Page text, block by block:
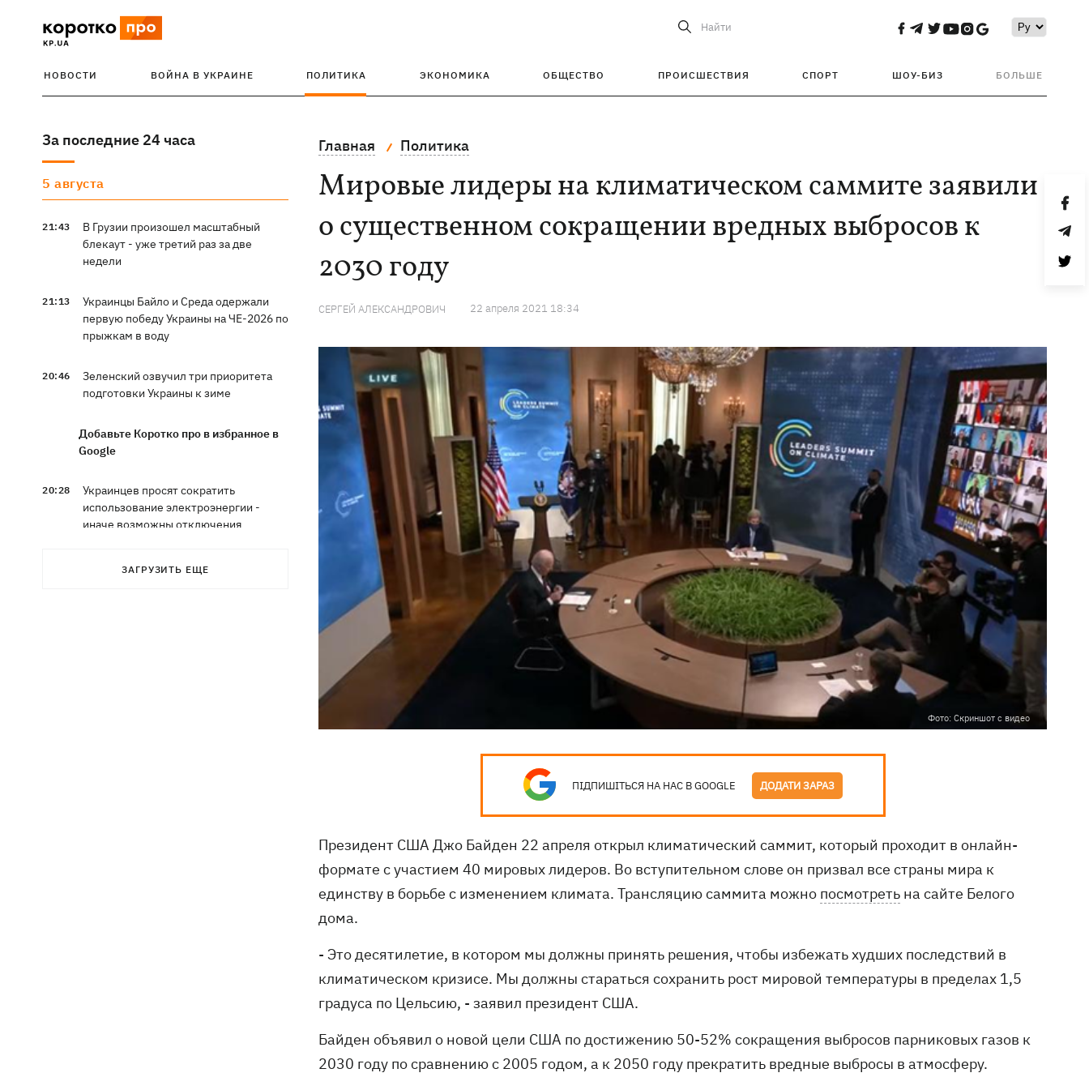
Найти
НОВОСТИ ВОЙНА В УКРАИНЕ ПОЛИТИКА ЭКОНОМИКА ОБЩЕСТВО ПРОИСШЕСТВИЯ СПОРТ ШОУ-БИЗ БОЛЬШЕ
За последние 24 часа
5 августа
21:43
В Грузии произошел масштабный
блекаут - уже третий раз за две
недели
21:13
Украинцы Байло и Среда одержали
первую победу Украины на ЧЕ-2026 по
прыжкам в воду
20:46
Зеленский озвучил три приоритета
подготовки Украины к зиме
Добавьте Коротко про в избранное в
Google
20:28
Украинцев просят сократить
использование электроэнергии -
иначе возможны отключения
Тайский футболист погиб от удара
ЗАГРУЗИТЬ ЕЩЕ
Главная Политика
Мировые лидеры на климатическом саммите заявили
о существенном сокращении вредных выбросов к
2030 году
СЕРГЕЙ АЛЕКСАНДРОВИЧ 22 апреля 2021 18:34
Фото: Скриншот с видео
ПІДПИШІТЬСЯ НА НАС В GOOGLE ДОДАТИ ЗАРАЗ
Президент США Джо Байден 22 апреля открыл климатический саммит, который проходит в онлайн-
формате с участием 40 мировых лидеров. Во вступительном слове он призвал все страны мира к
единству в борьбе с изменением климата. Трансляцию саммита можно посмотреть на сайте Белого
дома.
- Это десятилетие, в котором мы должны принять решения, чтобы избежать худших последствий в
климатическом кризисе. Мы должны стараться сохранить рост мировой температуры в пределах 1,5
градуса по Цельсию, - заявил президент США.
Байден объявил о новой цели США по достижению 50-52% сокращения выбросов парниковых газов к
2030 году по сравнению с 2005 годом, а к 2050 году прекратить вредные выбросы в атмосферу.